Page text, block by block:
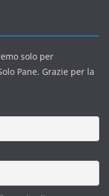
solo per
Pane. Grazie per la